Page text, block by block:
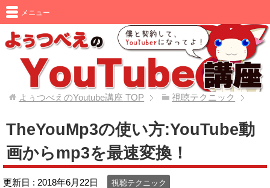
メニュー
よぅつべえのYoutube講座 TOP 視聴テクニック
TheYouMp3の使い方:YouTube動
画からmp3を最速変換！
更新日 : 2018年6月22日 視聴テクニック